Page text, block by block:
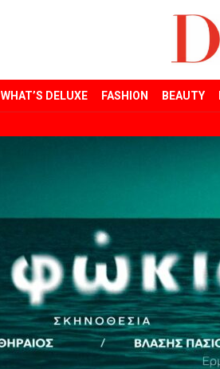
WHAT’S DELUXE FASHION BEAUTY